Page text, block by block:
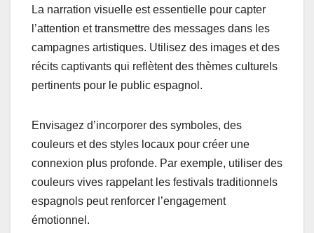
La narration visuelle est essentielle pour capter
l’attention et transmettre des messages dans les
campagnes artistiques. Utilisez des images et des
récits captivants qui reflètent des thèmes culturels
pertinents pour le public espagnol.
Envisagez d’incorporer des symboles, des
couleurs et des styles locaux pour créer une
connexion plus profonde. Par exemple, utiliser des
couleurs vives rappelant les festivals traditionnels
espagnols peut renforcer l’engagement
émotionnel.